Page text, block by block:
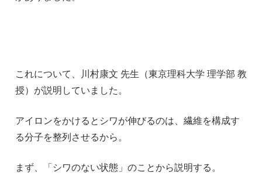
これについて、川村康文 先生（東京理科大学 理学部 教
授）が説明していました。
アイロンをかけるとシワが伸びるのは、繊維を構成す
る分子を整列させるから。
まず、「シワのない状態」のことから説明する。